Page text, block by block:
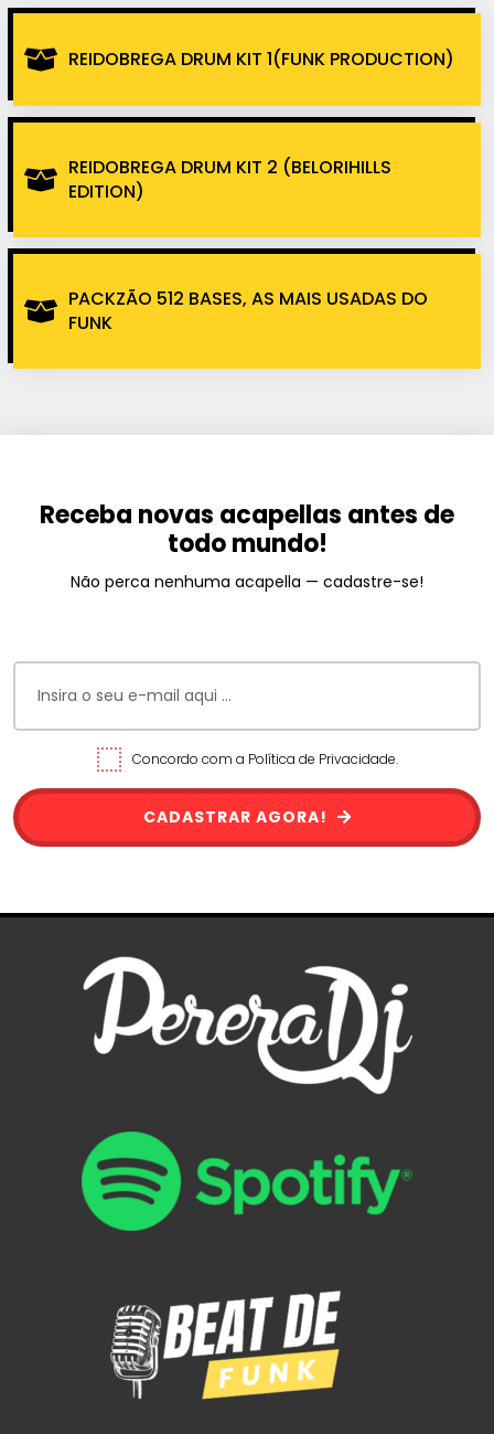
REIDOBREGA DRUM KIT 1(FUNK PRODUCTION)
REIDOBREGA DRUM KIT 2 (BELORIHILLS
EDITION)
PACKZÃO 512 BASES, AS MAIS USADAS DO
FUNK
Receba novas acapellas antes de
todo mundo!
Não perca nenhuma acapella — cadastre-se!
Concordo com a Política de Privacidade.
CADASTRAR AGORA!